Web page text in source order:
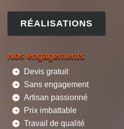
RÉALISATIONS
Nos engagements
Devis gratuit
Sans engagement
Artisan passionné
Prix imbattable
Travail de qualité